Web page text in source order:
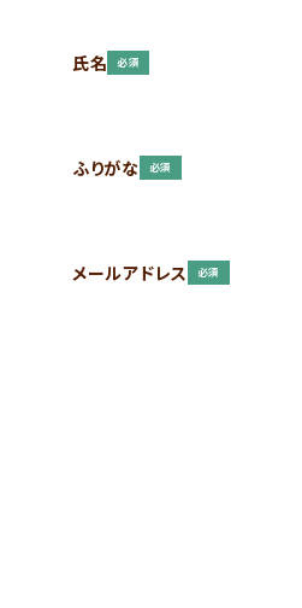
氏名 必須
ふりがな 必須
メールアドレス 必須